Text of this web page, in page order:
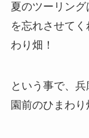
夏のツーリン
を忘れさせて
わり畑！
という事で、
園前のひまわり